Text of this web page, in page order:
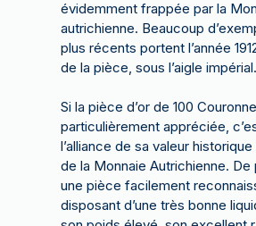
évidemment frappée par la
autrichienne. Beaucoup
plus récents portent l’année
de la pièce, sous l’aigle impérial.
Si la pièce d’or de 100
particulièrement appréciée,
l’alliance de sa valeur
de la Monnaie Autrichienne. De
une pièce facilement
disposant d’une très bonne